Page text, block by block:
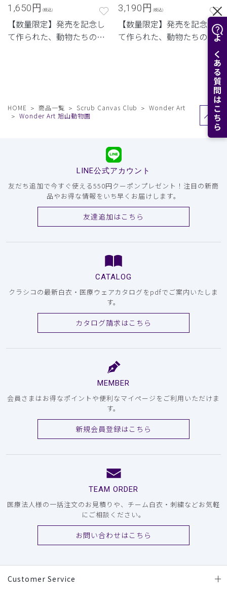
よくある質問はこちら
1,650円 (税込)
【数量限定】発売を記念し
て作られた、動物たちのキ
3,190円 (税込)
【数量限定】発売を記念し
て作られた、動物たちのト
HOME 商品一覧 Scrub Canvas Club
Wonder Art
Wonder Art 旭山動物園
LINE公式アカウント
友だち追加で今すぐ使える550円クーポンプレゼント！注目の新商
品やお得な情報をいち早くお届けします。
友達追加はこちら
CATALOG
クラシコの最新白衣・医療ウェアカタログをpdfでご案内いたしま
す。
カタログ請求はこちら
MEMBER
会員さまはお得なポイントや便利なマイページをご利用いただけま
す。
新規会員登録はこちら
TEAM ORDER
医療法人様の一括注文のお見積りや、チーム白衣・刺繍などお気軽
にご相談ください。
お問い合わせはこちら
Customer Service